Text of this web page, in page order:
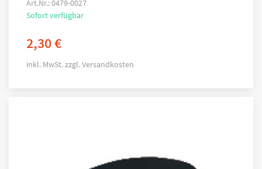
Art.Nr.: 0479-0027
Sofort verfügbar
2,30€
inkl. MwSt. zzgl.Versandkosten